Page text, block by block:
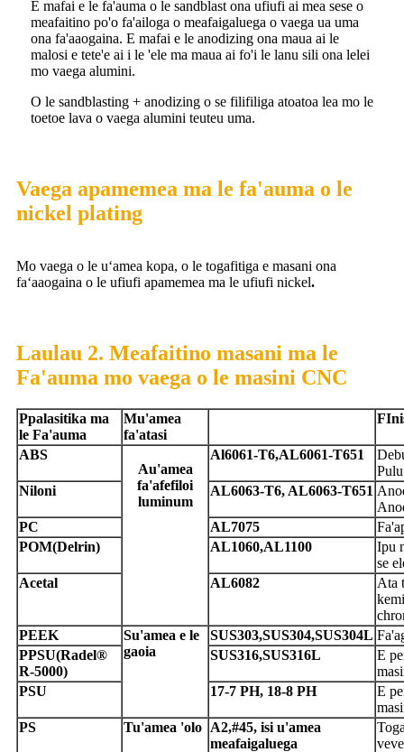
E mafai e le fa'auma o le sandblast ona ufiufi ai mea sese o
meafaitino po'o fa'ailoga o meafaigaluega o vaega ua uma
ona fa'aaogaina. E mafai e le anodizing ona maua ai le
malosi e tete'e ai i le 'ele ma maua ai fo'i le lanu sili ona lelei
mo vaega alumini.
O le sandblasting + anodizing o se filifiliga atoatoa lea mo le
toetoe lava o vaega alumini teuteu uma.
Vaega apamemea ma le fa'auma o le
nickel plating
Mo vaega o le uʻamea kopa, o le togafitiga e masani ona
faʻaaogaina o le ufiufi apamemea ma le ufiufi nickel.
Laulau 2. Meafaitino masani ma le
Fa'auma mo vaega o le masini CNC
Ppalasitika ma
le Fa'auma
Mu'amea
fa'atasi
F
ABS
Au'amea
fa'afefiloi
luminum
Al6061-T6,AL6061-T651
Pulu
Niloni AL6063-T6, AL6063-T651
PC AL7075
POM(Delrin) AL1060,AL1100
Ipu
se
Acetal
AL6082
Ata
PEEK Su'amea e le
gaoia
SUS303,SUS304,SUS304L
PPSU(Radel®
R-5000)
SUS316,SUS316L
E
PSU 17-7 PH, 18-8 PH
E
PS Tu'amea 'olo A2,#45, isi u'amea
meafaigaluega